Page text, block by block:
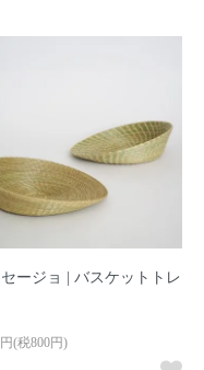
ージョ | バスケットトレ
(税800円)